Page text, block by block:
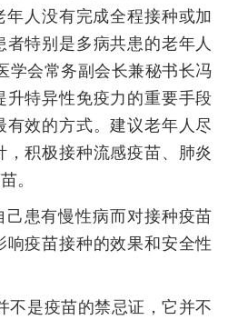
人没有完成全程接种或加
特别是多病共患的老年人
学会常务副会长兼秘书长冯
特异性免疫力的重要手段
有效的方式。建议老年人尽
积极接种流感疫苗、肺炎
。
患有慢性病而对接种疫苗
疫苗接种的效果和安全性
不是疫苗的禁忌证，它并不